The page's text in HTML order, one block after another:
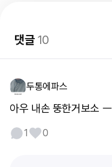
댓글10
두통에파스
아우 내손 뚱한거보소
1 0